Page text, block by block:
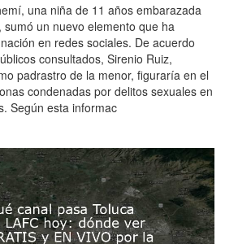
una niña de 11 años embarazada
un nuevo elemento que ha
en redes sociales. De acuerdo
consultados, Sirenio Ruiz,
padrastro de la menor, figuraría en el
condenadas por delitos sexuales en
Según esta informac